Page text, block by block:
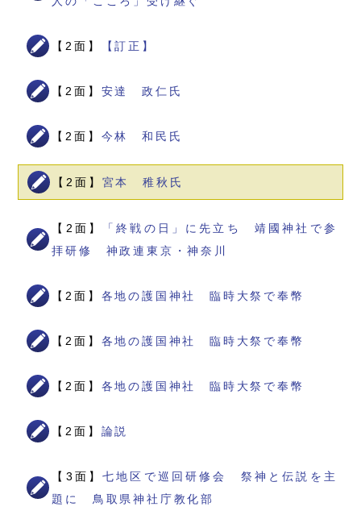
【2面】 【訂正】
【2面】 安達 政仁氏
【2面】 今林 和民氏
【2面】 宮本 稚秋氏
【2面】
「終戦の日」に先立ち 靖國神社で参
拝研修 神政連東京・神奈川
【2面】 各地の護国神社 臨時大祭で奉幣
【2面】 各地の護国神社 臨時大祭で奉幣
【2面】 各地の護国神社 臨時大祭で奉幣
【2面】 論説
【3面】七地区で巡回研修会 祭神と伝説を主
題に 鳥取県神社庁教化部